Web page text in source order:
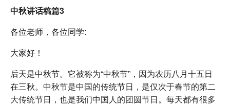
中秋讲话稿篇3
各位老师，各位同学:
大家好！
后天是中秋节。它被称为“中秋节”，因为农历八月十五日
在三秋。中秋节是中国的传统节日，是仅次于春节的第二
大传统节日，也是我们中国人的团圆节日。每天都有很多